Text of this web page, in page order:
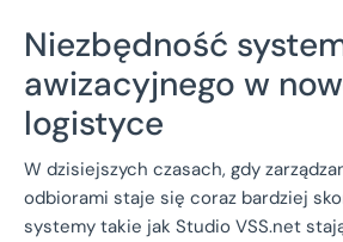
Niezbędność
awizacyjnego w
logistyce
W dzisiejszych czasach, gdy
odbiorami staje się coraz bardziej
systemy takie jak Studio VSS.net